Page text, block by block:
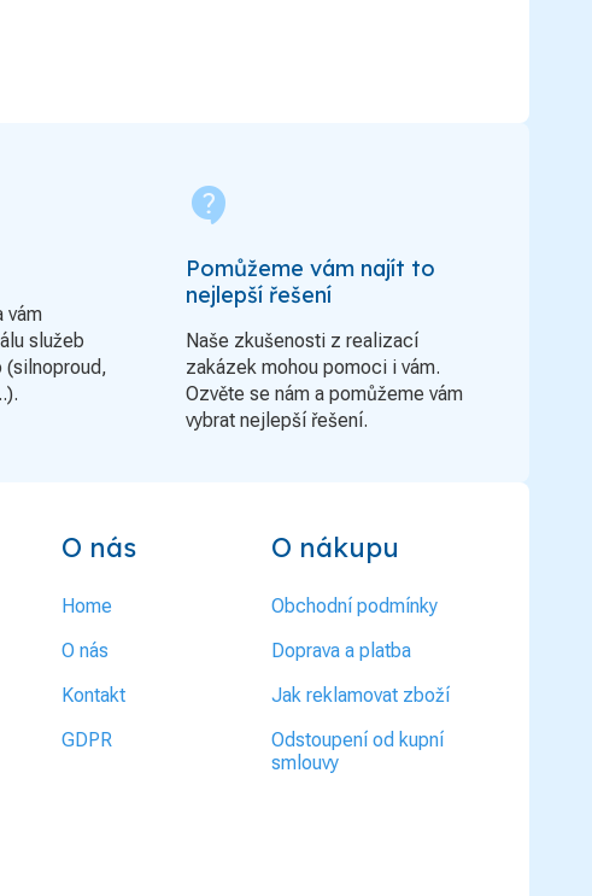
vám
služeb
(silnoproud,
contact_support
Pomůžeme vám najít to
nejlepší řešení
Naše zkušenosti z realizací
zakázek mohou pomoci i vám.
Ozvěte se nám a pomůžeme vám
vybrat nejlepší řešení.
O nás
Home
O nás
Kontakt
GDPR
O nákupu
Obchodní podmínky
Doprava a platba
Jak reklamovat zboží
Odstoupení od kupní
smlouvy